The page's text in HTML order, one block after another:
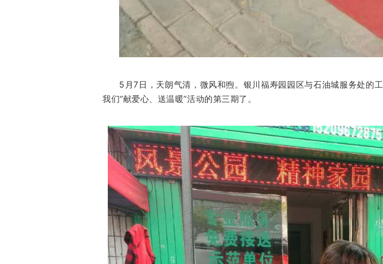
5月7日，天朗气清，微风和煦。银川福寿园园区与石油城服务处的
我们“献爱心、送温暖”活动的第三期了。